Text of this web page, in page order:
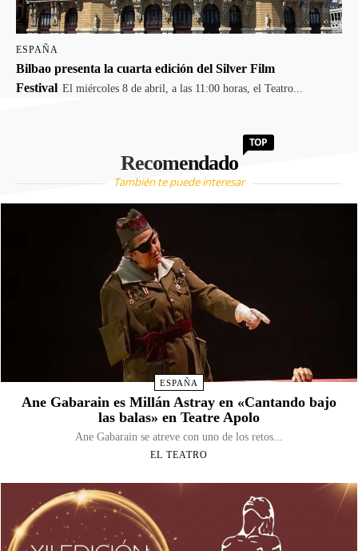
ESPAÑA
Bilbao presenta la cuarta edición del Silver Film
Festival El miércoles 8 de abril, a las 11:00 horas, el Teatro...
Recomendado
TOP
También te puede interesar
ESPAÑA
Ane Gabarain es Millán Astray en «Cantando bajo
las balas» en Teatre Apolo
Ane Gabarain se atreve con uno de los retos...
EL TEATRO